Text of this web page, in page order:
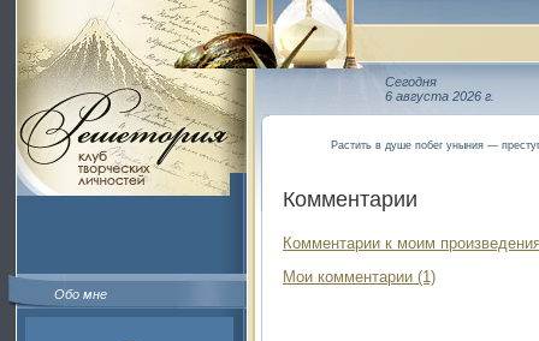
Обо мне
Сегодня
6 августа 2026 г.
Растить в душе побег уныния —
Комментарии
Комментарии к моим
Мои комментарии (1)